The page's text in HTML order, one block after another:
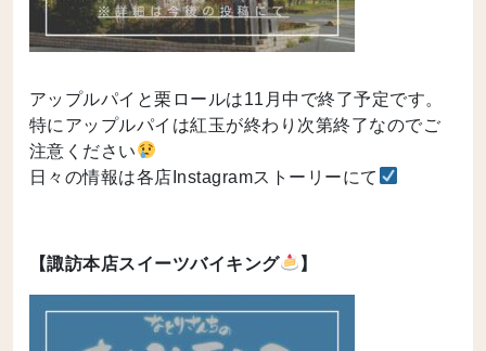
アップルパイと栗ロールは11月中で終了予定です。
特にアップルパイは紅玉が終わり次第終了なのでご
注意ください
日々の情報は各店Instagramストーリーにて
【諏訪本店スイーツバイキング 】